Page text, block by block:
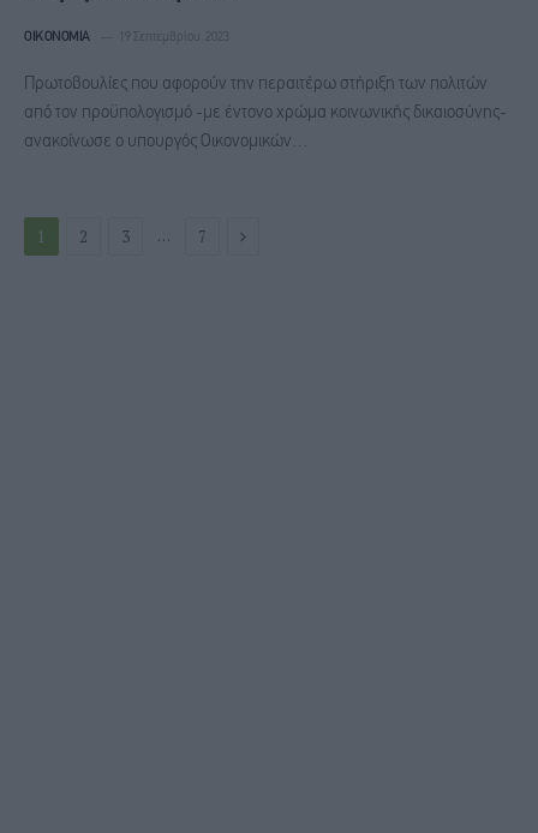
ΟΙΚΟΝΟΜΊΑ 19 Σεπτεμβρίου, 2023
Πρωτοβουλίες που αφορούν την περαιτέρω στήριξη των πολιτών
από τον προϋπολογισμό -με έντονο χρώμα κοινωνικής δικαιοσύνης-
ανακοίνωσε ο υπουργός Οικονομικών…
1 2 3 … 7 Next